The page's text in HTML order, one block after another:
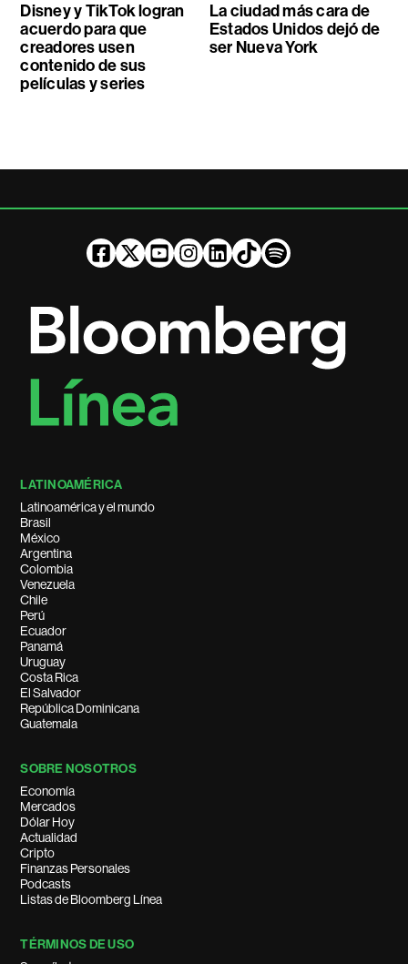
Disney y TikTok logran
acuerdo para que
creadores usen
contenido de sus
películas y series
La ciudad más cara de
Estados Unidos dejó de
ser Nueva York
LATINOAMÉRICA
Latinoamérica y el mundo
Brasil
México
Argentina
Colombia
Venezuela
Chile
Perú
Ecuador
Panamá
Uruguay
Costa Rica
El Salvador
República Dominicana
Guatemala
SOBRE NOSOTROS
Economía
Mercados
Dólar Hoy
Actualidad
Cripto
Finanzas Personales
Podcasts
Listas de Bloomberg Línea
TÉRMINOS DE USO